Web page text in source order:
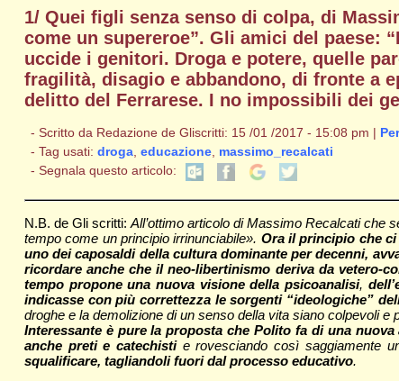
1/ Quei figli senza senso di colpa, di
come un supereroe”. Gli amici del paese:
uccide i genitori. Droga e potere, quelle
fragilità, disagio e abbandono, di fronte a
delitto del Ferrarese. I no impossibili dei
- Scritto da Redazione de Gliscritti: 15 /01 /2017 - 15:08 pm |
- Tag usati: droga, educazione, massimo_recalcati
- Segnala questo articolo:
N.B. de Gli scritti:All’ottimo articolo di Massimo Recalcati che
tempo come un principio irrinunciabile». Ora il principio che
uno dei caposaldi della cultura dominante per decenni,
ricordare anche che il neo-libertinismo deriva da vetero-
tempo propone una nuova visione della psicoanalisi,
indicasse con più correttezza le sorgenti “ideologiche”
droghe e la demolizione di un senso della vita siano colpevoli e
Interessante è pure la proposta che Polito fa di una
anche preti e catechistie rovesciando così saggiamente
squalificare, tagliandoli fuori dal processo educativo.